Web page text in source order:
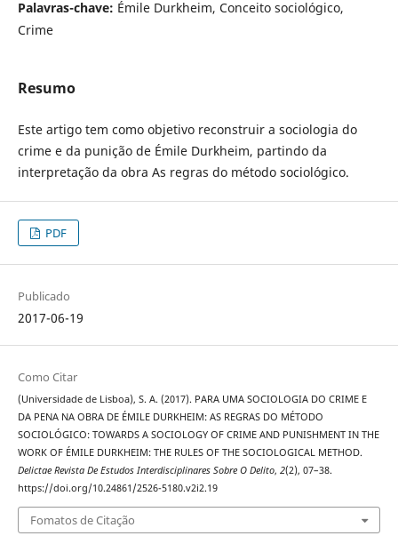
Palavras-chave: Émile Durkheim, Conceito sociológico,
Crime
Resumo
Este artigo tem como objetivo reconstruir a sociologia do
crime e da punição de Émile Durkheim, partindo da
interpretação da obra As regras do método sociológico.
PDF
Publicado
2017-06-19
Como Citar
(Universidade de Lisboa), S. A. (2017). PARA UMA SOCIOLOGIA DO CRIME E
DA PENA NA OBRA DE ÉMILE DURKHEIM: AS REGRAS DO MÉTODO
SOCIOLÓGICO: TOWARDS A SOCIOLOGY OF CRIME AND PUNISHMENT IN THE
WORK OF ÉMILE DURKHEIM: THE RULES OF THE SOCIOLOGICAL METHOD.
Delictae Revista De Estudos Interdisciplinares Sobre O Delito, 2(2), 07–38.
https://doi.org/10.24861/2526-5180.v2i2.19
Fomatos de Citação